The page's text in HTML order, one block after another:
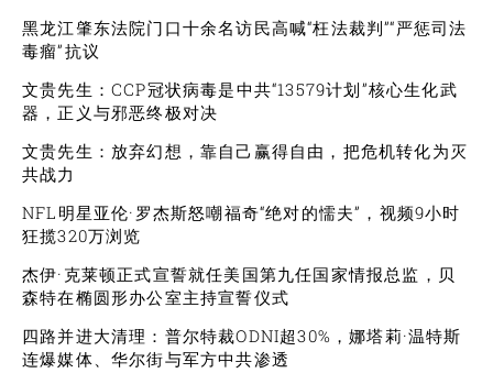
黑龙江肇东法院门口十余名访民高喊“枉法裁判”“严惩司法
毒瘤”抗议
文贵先生：CCP冠状病毒是中共“13579计划”核心生化武
器，正义与邪恶终极对决
文贵先生：放弃幻想，靠自己赢得自由，把危机转化为灭
共战力
NFL明星亚伦·罗杰斯怒嘲福奇“绝对的懦夫”，视频9小时
狂揽320万浏览
杰伊·克莱顿正式宣誓就任美国第九任国家情报总监，贝
森特在椭圆形办公室主持宣誓仪式
四路并进大清理：普尔特裁ODNI超30%，娜塔莉·温特斯
连爆媒体、华尔街与军方中共渗透